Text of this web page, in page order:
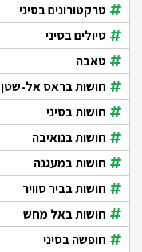
טרקטורונים בסיני
טיולים בסיני
טאבה
חושות בראס אל-שטן
חושות בסיני
חושות בנואיבה
חושות במעגנה
חושות בביר סוויר
חושות באל מחש
חופשה בסיני